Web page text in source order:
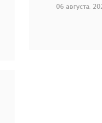
06 августа,